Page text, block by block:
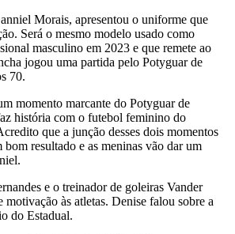
Morais, apresentou o uniforme que
Será o mesmo modelo usado como
masculino em 2023 e que remete ao
jogou uma partida pelo Potyguar de
70.
momento marcante do Potyguar de
história com o futebol feminino do
que a junção desses dois momentos
resultado e as meninas vão dar um
e o treinador de goleiras Vander
motivação às atletas. Denise falou sobre a
do Estadual.